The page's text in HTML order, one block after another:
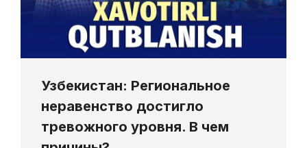
Узбекистан: Региональное
неравенство достигло
тревожного уровня. В чем